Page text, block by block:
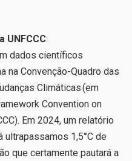
UNFCCC:
dados científicos
na Convenção-Quadro das
Climáticas (em
Convention on
Em 2024, um relatório
ultrapassamos 1,5°C de
que certamente pautará a